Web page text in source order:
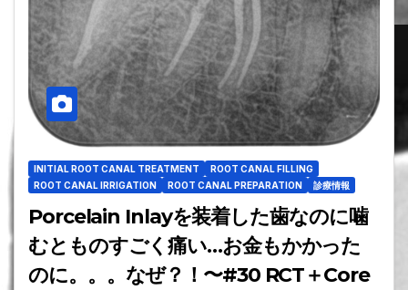
INITIAL ROOT CANAL TREATMENT
ROOT CANAL FILLING
ROOT CANAL IRRIGATION
ROOT CANAL PREPARATION 診療情報
Porcelain Inlayを装着した歯なのに噛
むとものすごく痛い…お金もかかった
のに。。。なぜ？！〜#30 RCT＋Core